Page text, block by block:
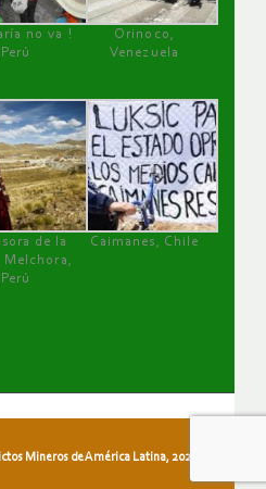
no va !
Perú
Orinoco,
Venezuela
de la
Perú
Caimanes, Chile
Mineros de América Latina, 2026